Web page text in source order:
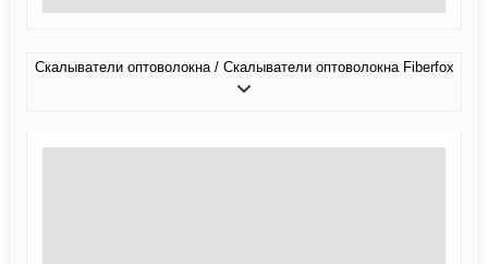
Скалыватели оптоволокна / Скалыватели оптоволокна Fiberfox